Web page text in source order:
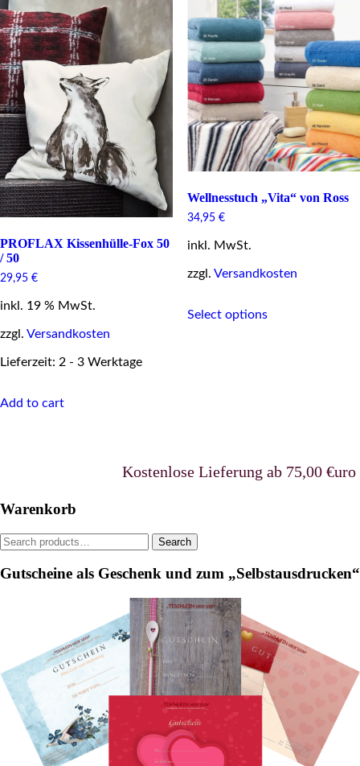
options
may
be
chosen
on
the
product
page
The
options
may
be
chosen
on
the
product
page
PROFLAX Kissenhülle-Fox 50
/ 50
29,95 €
inkl. 19 % MwSt.
zzgl. Versandkosten
Lieferzeit: 2 - 3 Werktage
Add to cart
Wellnesstuch „Vita“ von Ross
34,95 €
inkl. MwSt.
zzgl. Versandkosten
Select optionsproduct
the
Kostenlose Lieferung ab 75,00 €uro in
Warenkorb
Search
Search
Gutscheine als Geschenk und zum „Selbstausdrucken“